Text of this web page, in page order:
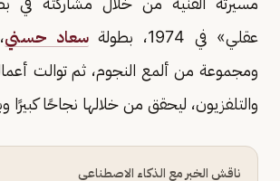
عقلي» في 1974، بطولة
سعاد حسني
ومجموعة من ألمع النجوم، ثم توالت
والتلفزيون، ليحقق من خلالها نجاحًا
ناقش الخبر مع الذكاء الاصطناعي